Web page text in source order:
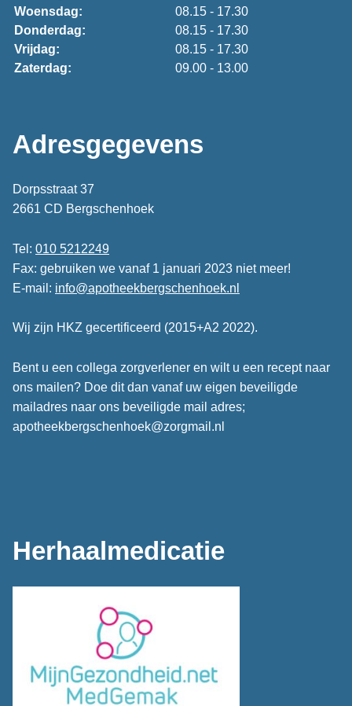
Woensdag:
08.15 - 17.30
Donderdag:
08.15 - 17.30
Vrijdag:
08.15 - 17.30
Zaterdag:
09.00 - 13.00
Adresgegevens
Dorpsstraat 37
2661 CD Bergschenhoek
Tel: 010 5212249
Fax: gebruiken we vanaf 1 januari 2023 niet meer!
E-mail: info@apotheekbergschenhoek.nl
Wij zijn HKZ gecertificeerd (2015+A2 2022).
Bent u een collega zorgverlener en wilt u een recept naar
ons mailen? Doe dit dan vanaf uw eigen beveiligde
mailadres naar ons beveiligde mail adres;
apotheekbergschenhoek@zorgmail.nl
Herhaalmedicatie